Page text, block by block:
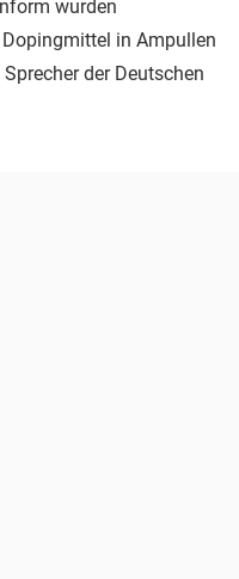
wurden
in Ampullen
der Deutschen